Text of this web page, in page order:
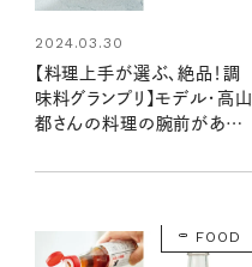
2024.03.30
【料理上手が選ぶ、絶品！調
味料グランプリ】モデル・高山
都さんの料理の腕前があが
FOOD